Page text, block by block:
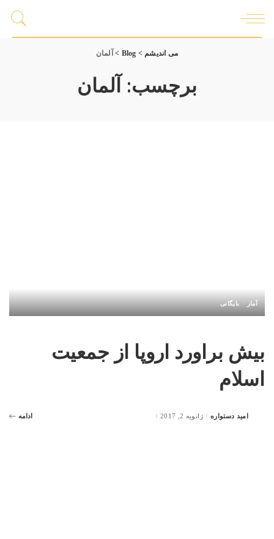
می اندیشم >
Blog
> آلمان
برچسب: آلمان
آمار بایگانی
بیش براورد اروپا از جمعیت
اسلام
Postedامید دستواره ژانویه 2, 2017 ادامه